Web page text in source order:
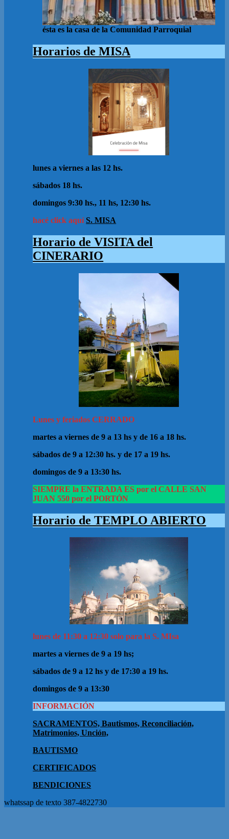
ésta es la casa de la Comunidad Parroquial
Horarios de MISA
lunes a viernes a las 12 hs.
sábados 18 hs.
domingos 9:30 hs., 11 hs, 12:30 hs.
hacé click aquíS. MISA
Horario de VISITA del
CINERARIO
Lunes y feriados CERRADO
martes a viernes de 9 a 13 hs y de 16 a 18 hs.
sábados de 9 a 12:30 hs. y de 17 a 19 hs.
domingos de 9 a 13:30 hs.
SIEMPRE la ENTRADA ES por el CALLE SAN
JUAN 550 por el PORTÓN
Horario de TEMPLO ABIERTO
lunes de 11:30 a 12:30 solo para la S. MIsa
martes a viernes de 9 a 19 hs;
sábados de 9 a 12 hs y de 17:30 a 19 hs.
domingos de 9 a 13:30
INFORMACIÓN
SACRAMENTOS, Bautismos, Reconciliación,
Matrimonios, Unción,
BAUTISMO
CERTIFICADOS
BENDICIONES
whatssap de texto 387-4822730